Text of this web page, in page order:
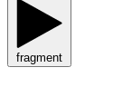
fragment